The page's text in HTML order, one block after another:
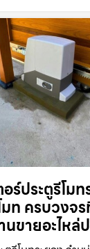
ร์ประตูรีโม
มท ครบวงจ
ขายอะไหล่